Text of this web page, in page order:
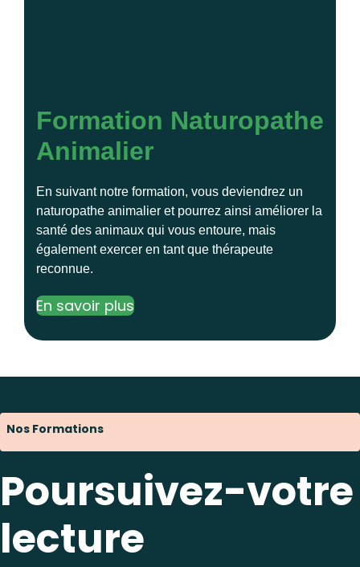
Formation Naturopathe
Animalier
En suivant notre formation, vous deviendrez un
naturopathe animalier et pourrez ainsi améliorer la
santé des animaux qui vous entoure, mais
également exercer en tant que thérapeute
reconnue.
En savoir plus
Nos Formations
Poursuivez-votre
lecture